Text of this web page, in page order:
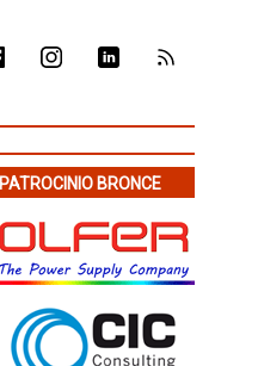
PATROCINIO BRONCE